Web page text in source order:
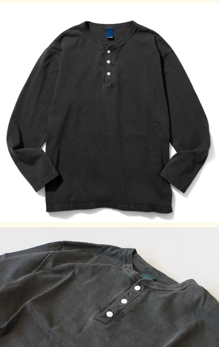
で、洗濯の度に表面から徐々に色褪せしさらに風合いを増し
ていくので、長く愛用するほどに上質なビンテージ品のよう
に印象が変わっていきます。
Fabric made in USA
Assembled in Japan
サイズの目安
サイズ 袖丈 (cm)
L
XL
商品番号:GOLT1601P
素材:100% Cotton / 5.5 oz Jersey
染色技法:製品染め（反応染め）、製品染め（顔料染め）
※ご購入後はじめの数回は色落ちする事がありますので単品
でのお洗濯をおすすめ致します。
着用していくうちに詰まっている編み目が緩み、身体に馴染
んでいきます。 ※製品染め商品の特性上、染め上がりのお
色やサイズに若干の個体差がございますので予めご了承くだ
さい。また、独特のユーズド感のある表情、多少のゆがみや
擦れ、縫い目部分のしわ、編み地の筋やムラなどは製品の特
徴です。素材の持つ不均一感やラフ感をお楽しみください。
※顔料染めを用いた製品には袖や身頃の脇などに白線状の色
落ちが見られますが、生産過程において必ず生じるものとな
っており製品不良等ではありません。